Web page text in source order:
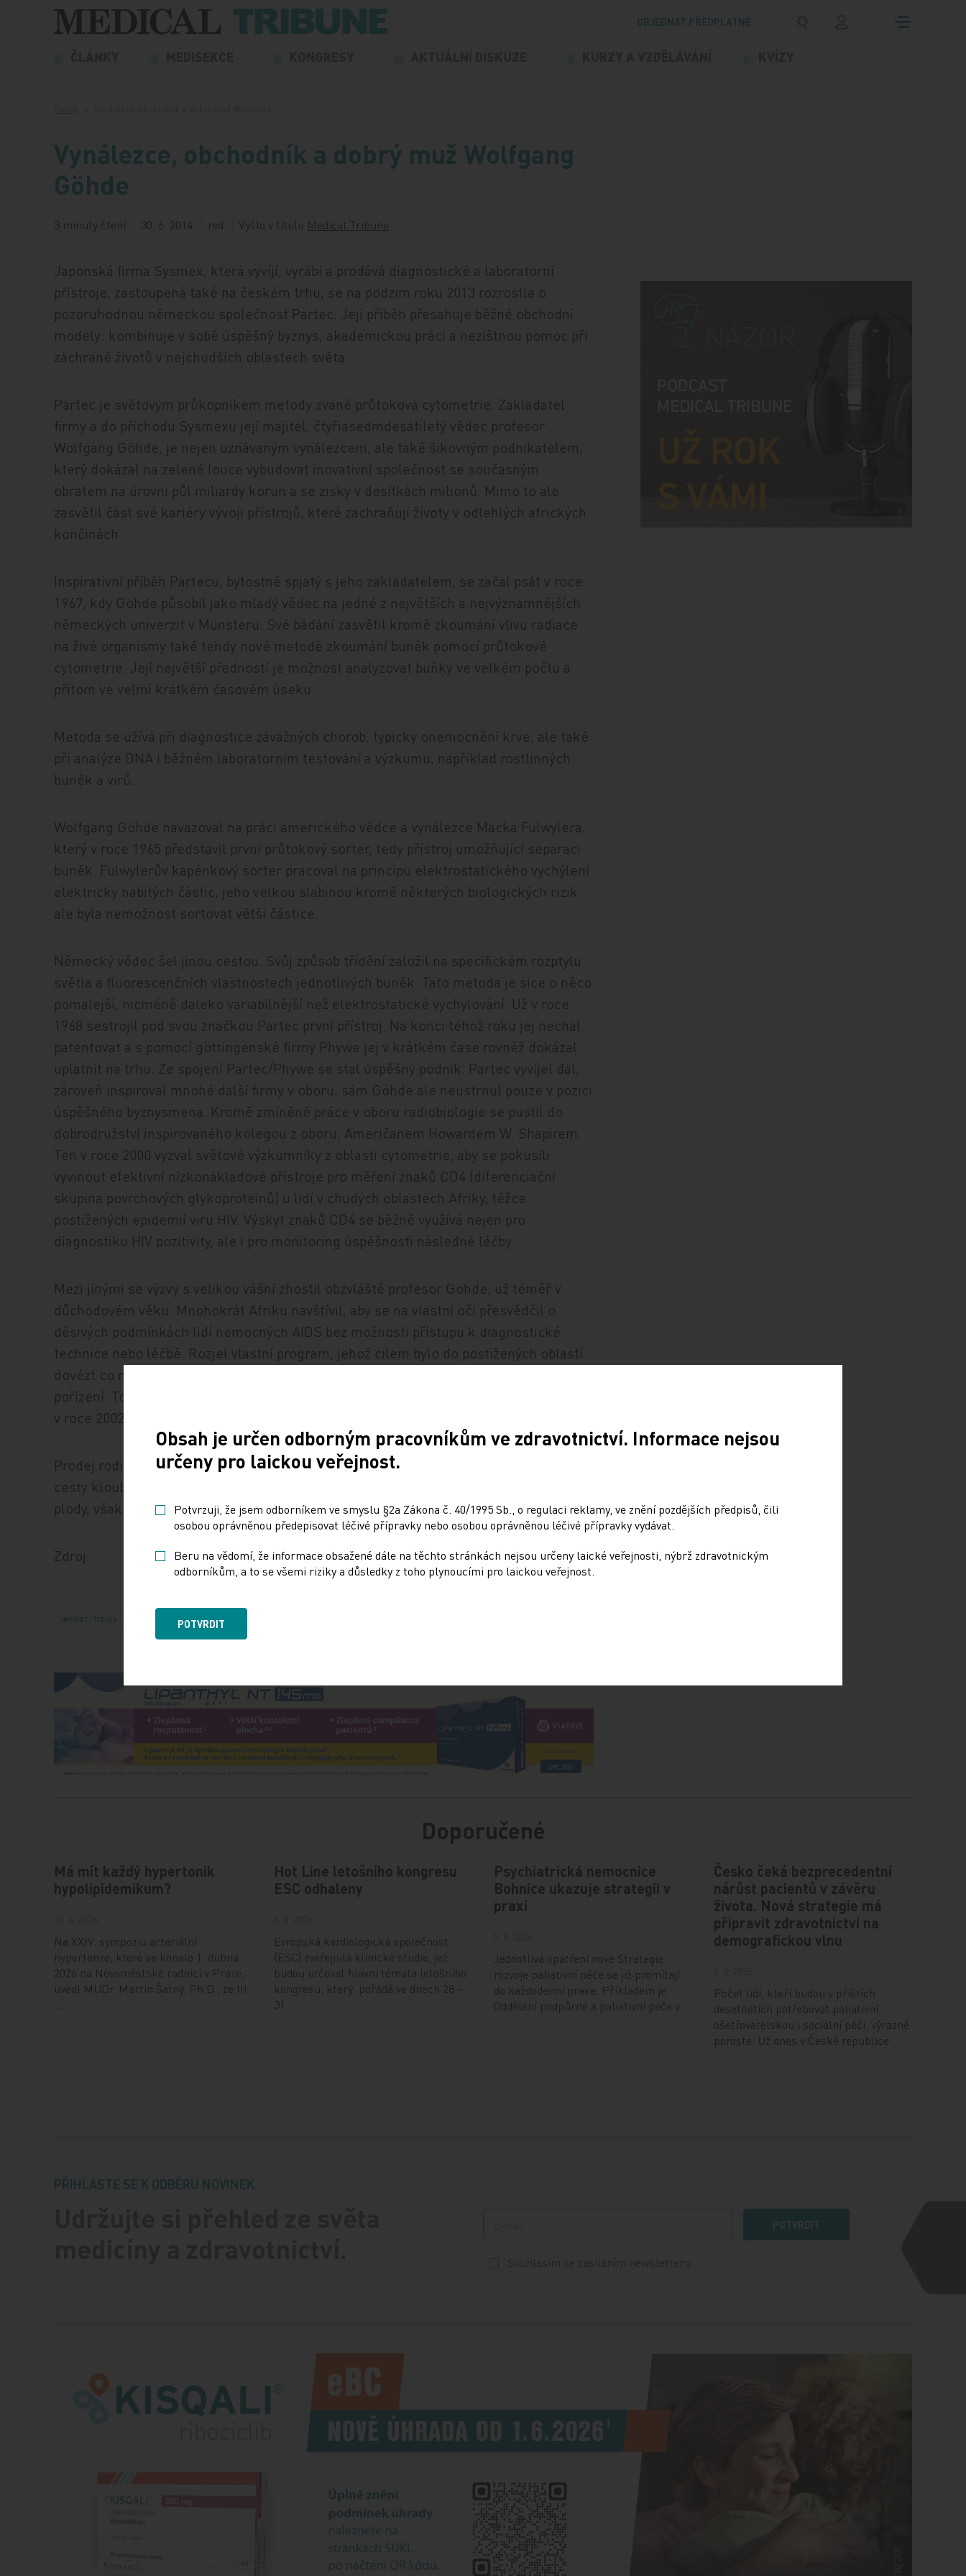
Přeskočit na obsah
OBJEDNAT PŘEDPLATNÉ
Vynálezce, obchodník a dobrý muž Wolfgang
Göhde
3 minuty čtení 30. 6. 2014 red Vyšlo v titulu Medical Tribune
Japonská firma Sysmex, která vyvíjí, vyrábí a prodává diagnostické a laboratorní
přístroje, zastoupená také na českém trhu, se na podzim roku 2013 rozrostla o
pozoruhodnou německou společnost Partec. Její příběh přesahuje běžné obchodní
modely: kombinuje v sobě úspěšný byznys, akademickou práci a nezištnou pomoc při
záchraně životů v nejchudších oblastech světa.
Partec je světovým průkopníkem metody zvané průtoková cytometrie. Zakladatel
firmy a do příchodu Sysmexu její majitel, čtyřiasedmdesátiletý vědec profesor
Wolfgang Göhde, je nejen uznávaným vynálezcem, ale také šikovným podnikatelem,
který dokázal na zelené louce vybudovat inovativní společnost se současným
obratem na úrovni půl miliardy korun a se zisky v desítkách milionů. Mimo to ale
zasvětil část své kariéry vývoji přístrojů, které zachraňují životy v odlehlých afrických
končinách.
Inspirativní příběh Partecu, bytostně spjatý s jeho zakladatelem, se začal psát v roce
1967, kdy Göhde působil jako mladý vědec na jedné z největších a nejvýznamnějších
německých univerzit v Münsteru. Své bádání zasvětil kromě zkoumání vlivu radiace
na živé organismy také tehdy nové metodě zkoumání buněk pomocí průtokové
cytometrie. Její největší předností je možnost analyzovat buňky ve velkém počtu a
přitom ve velmi krátkém časovém úseku.
Metoda se užívá při diagnostice závažných chorob, typicky onemocnění krve, ale také
při analýze DNA i běžném laboratorním testování a výzkumu, například rostlinných
buněk a virů.
Wolfgang Göhde navazoval na práci amerického vědce a vynálezce Macka Fulwylera,
který v roce 1965 představil první průtokový sorter, tedy přístroj umožňující separaci
buněk. Fulwylerův kapénkový sorter pracoval na principu elektrostatického vychýlení
elektricky nabitých částic, jeho velkou slabinou kromě některých biologických rizik
ale byla nemožnost sortovat větší částice.
Německý vědec šel jinou cestou. Svůj způsob třídění založil na specifickém rozptylu
světla a fluorescenčních vlastnostech jednotlivých buněk. Tato metoda je sice o něco
pomalejší, nicméně daleko variabilnější než elektrostatické vychylování. Už v roce
1968 sestrojil pod svou značkou Partec první přístroj. Na konci téhož roku jej nechal
patentovat a s pomocí göttingenské firmy Phywe jej v krátkém čase rovněž dokázal
uplatnit na trhu. Ze spojení Partec/Phywe se stal úspěšný podnik. Partec vyvíjel dál,
zároveň inspiroval mnohé další firmy v oboru, sám Göhde ale neustrnul pouze v pozici
úspěšného byznysmena. Kromě zmíněné práce v oboru radiobiologie se pustil do
dobrodružství inspirovaného kolegou z oboru, Američanem Howardem W. Shapirem.
Ten v roce 2000 vyzval světové výzkumníky z oblasti cytometrie, aby se pokusili
vyvinout efektivní nízkonákladové přístroje pro měření znaků CD4 (diferenciační
skupina povrchových glykoproteinů) u lidí v chudých oblastech Afriky, těžce
postižených epidemií viru HIV. Výskyt znaků CD4 se běžně využívá nejen pro
diagnostiku HIV pozitivity, ale i pro monitoring úspěšnosti následné léčby.
Mezi jinými se výzvy s velikou vášní zhostil obzvláště profesor Göhde, už téměř v
důchodovém věku. Mnohokrát Afriku navštívil, aby se na vlastní oči přesvědčil o
děsivých podmínkách lidí nemocných AIDS bez možnosti přístupu k diagnostické
technice nebo léčbě. Rozjel vlastní program, jehož cílem bylo do postižených oblastí
dovézt co největší množství CD4 testerů a přitom co nejvíce snížit náklady na jejich
pořízení. To se mu zdařilo, a tak cena za jedno vyšetření se dnes pohybuje kolem 2 €,
v roce 2002 to bylo 40 €.
Prodej rodinné firmy japonské korporaci Sysmex je završením Göhdeho úspěšné
cesty kloubící vědu a vývoj nových přístrojů, jeho africká mise, která už dávno nese
plody, však trvá dál.
Zdroj:
IMPORT: TITULY
Doporučené
Má mít každý hypertonik
hypolipidemikum?
Na XXIV. sympoziu arteriální
hypertenze, které se konalo 1. dubna
2026 na Novoměstské radnici v Praze,
uvedl MUDr. Martin Šatný, Ph.D., ze III.
Hot Line letošního kongresu
ESC odhaleny
Evropská kardiologická společnost
(ESC) zveřejnila klinické studie, jež
budou určovat hlavní témata letošního
kongresu, který pořádá ve dnech 28.–
31…
Psychiatrická nemocnice
Bohnice ukazuje strategii v
praxi
Jednotlivá opatření nové Strategie
rozvoje paliativní péče se již promítají
do každodenní praxe. Příkladem je
Oddělení podpůrné a paliativní péče v…
Česko čeká bezprecedentní
nárůst pacientů v závěru
života. Nová strategie má
připravit zdravotnictví na
demografickou vlnu
Počet lidí, kteří budou v příštích
desetiletích potřebovat paliativní,
ošetřovatelskou i sociální péči, výrazně
poroste. Už dnes v České republice…
PŘIHLASTE SE K ODBĚRU NOVINEK.
POTVRDIT
Obsah je určen odborným pracovníkům ve zdravotnictví. Informace nejsou
určeny pro laickou veřejnost.
Potvrzuji, že jsem odborníkem ve smyslu §2a Zákona č. 40/1995 Sb., o regulaci reklamy, ve znění pozdějších předpisů, čili
osobou oprávněnou předepisovat léčivé přípravky nebo osobou oprávněnou léčivé přípravky vydávat.
Beru na vědomí, že informace obsažené dále na těchto stránkách nejsou určeny laické veřejnosti, nýbrž zdravotnickým
odborníkům, a to se všemi riziky a důsledky z toho plynoucími pro laickou veřejnost.
POTVRDIT